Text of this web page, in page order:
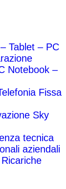
Tablet – PC
Notebook –
Fissa
Sky
tecnica
aziendali
Ricariche